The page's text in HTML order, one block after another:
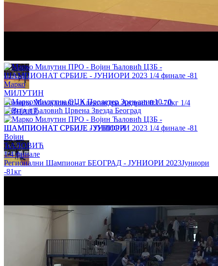
Милица Михајловић - Александра Андрић 0:1 -70кг 1/4
ФИНАЛЕ
ШАМПИОНАТ СРБИЈЕ ЈУНИОРИ
Стефан Симић - Огњен Ђуришић 1:0 -100кг ФИНАЛЕ
ШАМПИОНАТ СРБИЈЕ ЈУНИОРИ
Марко
МИЛУТИН
10:0
Војин
ЋАЛОВИЋ
1/4 финале
Регионални Шампионат БЕОГРАД - ЈУНИОРИ 2023Јуниори
-81кг